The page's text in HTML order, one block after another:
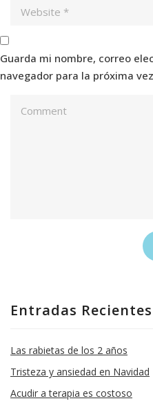
Guarda mi nombre, correo
navegador para la próxima
Entradas Recientes
Las rabietas de los 2 años
Tristeza y ansiedad en Navidad
Acudir a terapia es costoso